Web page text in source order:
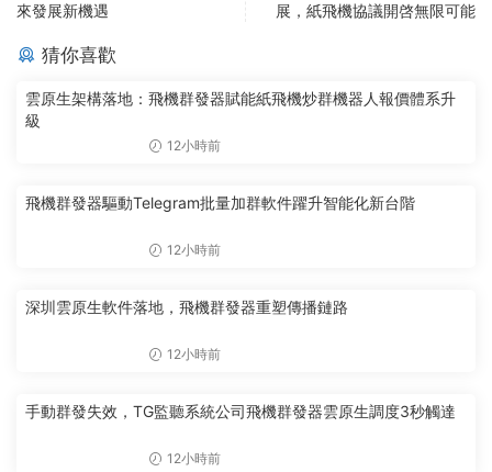
來發展新機遇
展，紙飛機協議開啓無限可能
猜你喜歡
雲原生架構落地：飛機群發器賦能紙飛機炒群機器人報價體系升
級
12小時前
飛機群發器驅動Telegram批量加群軟件躍升智能化新台階
12小時前
深圳雲原生軟件落地，飛機群發器重塑傳播鏈路
12小時前
手動群發失效，TG監聽系統公司飛機群發器雲原生調度3秒觸達
12小時前